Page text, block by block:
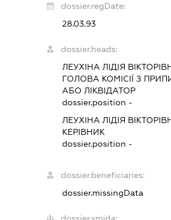
dossier.regDate:
28.03.93
dossier.heads:
ЛЕУХІНА ЛІДІЯ
ГОЛОВА КОМІСІЇ З
АБО ЛІКВІДАТОР
dossier.position -
ЛЕУХІНА ЛІДІЯ
КЕРІВНИК
dossier.position -
dossier.beneficiaries:
dossier.missingData
dossier.smida: